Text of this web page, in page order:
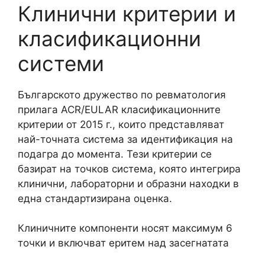
Клинични критерии и
класификационни
системи
Българското дружество по ревматология
прилага ACR/EULAR класификационните
критерии от 2015 г., които представляват
най-точната система за идентификация на
подагра до момента. Тези критерии се
базират на точков система, която интегрира
клинични, лабораторни и образни находки в
една стандартизирана оценка.
Клиничните компоненти носят максимум 6
точки и включват еритем над засегнатата